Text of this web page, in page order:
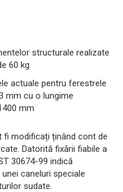
structurale realizate
60 kg
actuale pentru ferestrele
mm cu o lungime
mm
fi modificați ținând cont de
Datorită fixării fiabile a
30674-99 indică
caneluri speciale
sudate.